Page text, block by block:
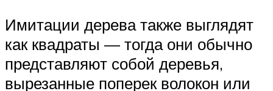
Имитации дерева также выглядят
как квадраты — тогда они обычно
представляют собой деревья,
вырезанные поперек волокон или